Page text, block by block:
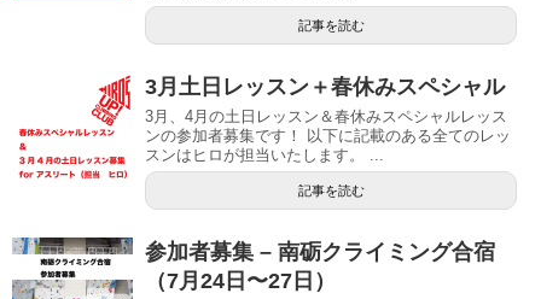
記事を読む
3月土日レッスン＋春休みスペシャル
3月、4月の土日レッスン＆春休みスペシャルレッス
ンの参加者募集です！ 以下に記載のある全てのレッ
スンはヒロが担当いたします。 ...
記事を読む
参加者募集 – 南砺クライミング合宿
（7月24日〜27日）